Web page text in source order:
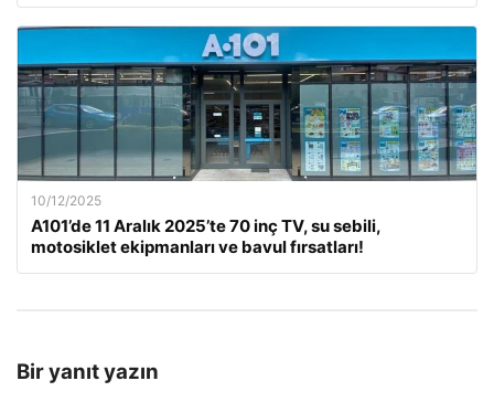
10/12/2025
A101’de 11 Aralık 2025’te 70 inç TV, su sebili,
motosiklet ekipmanları ve bavul fırsatları!
Bir yanıt yazın